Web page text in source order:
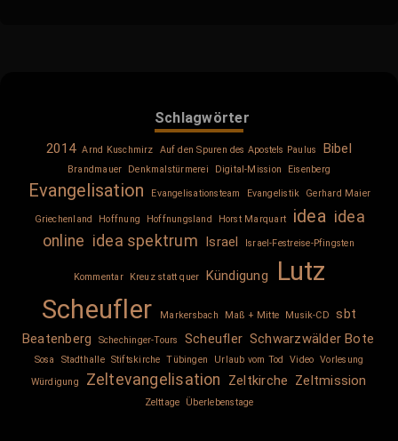
Schlagwörter
2014 Arnd Kuschmirz Auf den Spuren des Apostels Paulus Bibel
Brandmauer Denkmalstürmerei Digital-Mission Eisenberg
Evangelisation Evangelisationsteam Evangelistik Gerhard Maier
Griechenland Hoffnung Hoffnungsland Horst Marquart idea idea
online idea spektrum Israel Israel-Festreise-Pfingsten
Kommentar Kreuz statt quer Kündigung
Lutz
Scheufler
Markersbach Maß + Mitte Musik-CD
sbt
Beatenberg
Schechinger-Tours Scheufler Schwarzwälder Bote
Sosa Stadthalle Stiftskirche Tübingen Urlaub vom Tod Video Vorlesung
Würdigung
Zeltevangelisation Zeltkirche Zeltmission
Zelttage Überlebenstage